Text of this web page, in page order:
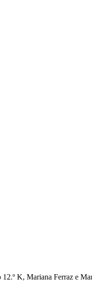
K, Mariana Ferraz e